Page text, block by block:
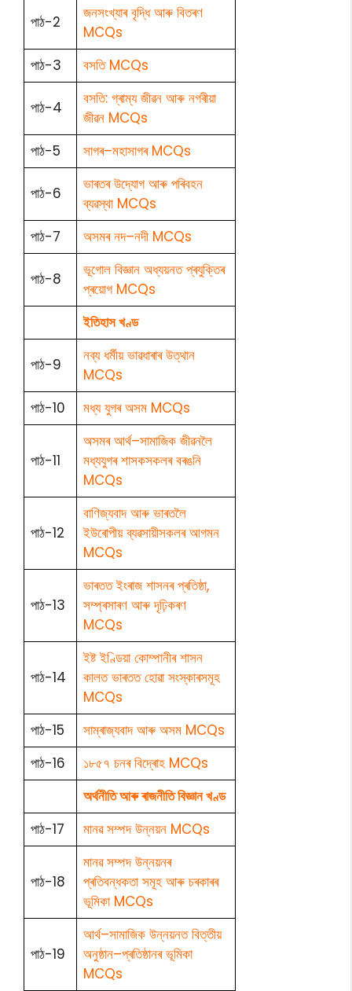
পাঠ-2
জনসংখ্যাৰ বৃদ্ধি আৰু বিতৰণ
MCQs
পাঠ-3
বসতি MCQs
পাঠ-4
বসতি: গ্ৰাম্য জীৱন আৰু নগৰীয়া
জীৱন MCQs
পাঠ-5
সাগৰ–মহাসাগৰ MCQs
পাঠ-6
ভাৰতৰ উদ্যোগ আৰু পৰিবহন
ব্যৱস্থা MCQs
পাঠ-7
অসমৰ নদ–নদী MCQs
পাঠ-8
ভূগোল বিজ্ঞান অধ্যয়নত প্ৰযুক্তিৰ
প্ৰয়োগ MCQs
ইতিহাস খণ্ড
পাঠ-9
নব্য ধৰ্মীয় ভাৱধাৰাৰ উত্থান
MCQs
পাঠ-10
মধ্য যুগৰ অসম MCQs
পাঠ-11
অসমৰ আৰ্থ–সামাজিক জীৱনলৈ
মধ্যযুগৰ শাসকসকলৰ বৰঙনি
MCQs
পাঠ-12
বাণিজ্যবাদ আৰু ভাৰতলৈ
ইউৰোপীয় ব্যৱসায়ীসকলৰ আগমন
MCQs
পাঠ-13
ভাৰতত ইংৰাজ শাসনৰ প্ৰতিষ্ঠা,
সম্প্ৰসাৰণ আৰু দৃঢ়িকৰণ
MCQs
পাঠ-14
ইষ্ট ইণ্ডিয়া কোম্পানীৰ শাসন
কালত ভাৰতত হোৱা সংস্কাৰসমূহ
MCQs
পাঠ-15
সাম্ৰাজ্যবাদ আৰু অসম MCQs
পাঠ-16
১৮৫৭ চনৰ বিদ্ৰোহ MCQs
অৰ্থনীতি আৰু ৰাজনীতি বিজ্ঞান খণ্ড
পাঠ-17
মানৱ সম্পদ উন্নয়ন MCQs
পাঠ-18
মানৱ সম্পদ উন্নয়নৰ
প্ৰতিবন্ধকতা সমূহ আৰু চৰকাৰৰ
ভূমিকা MCQs
পাঠ-19
আৰ্থ–সামাজিক উন্নয়নত বিত্তীয়
অনুষ্ঠান–প্ৰতিষ্ঠানৰ ভূমিকা
MCQs